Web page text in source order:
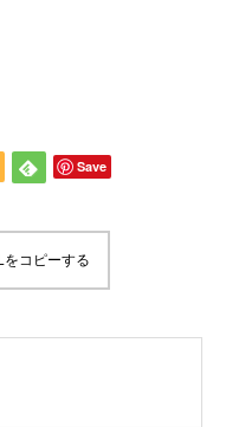
Save
コピーする